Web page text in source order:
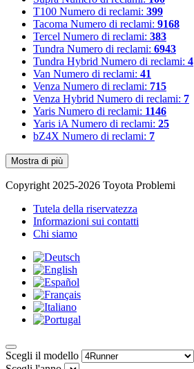
T100 Numero di reclami: 399
Tacoma Numero di reclami: 9168
Tercel Numero di reclami: 383
Tundra Numero di reclami: 6943
Tundra Hybrid Numero di reclami: 4
Van Numero di reclami: 41
Venza Numero di reclami: 715
Venza Hybrid Numero di reclami: 7
Yaris Numero di reclami: 1146
Yaris iA Numero di reclami: 25
bZ4X Numero di reclami: 7
Mostra di più
Copyright 2025-2026 Toyota Problemi
Tutela della riservatezza
Informazioni sui contatti
Chi siamo
Scegli il modello